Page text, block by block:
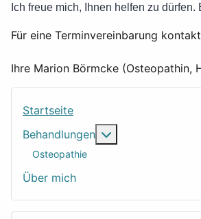
Ich freue mich, Ihnen helfen zu
Für eine Terminvereinbarung
Ihre Marion Börmcke (Osteopathin,
Startseite
Behandlungen
Osteopathie
Über mich